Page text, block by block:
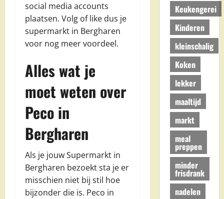
social media accounts
plaatsen. Volg of like dus je
supermarkt in Bergharen
voor nog meer voordeel.
Alles wat je
moet weten over
Peco in
Bergharen
Als je jouw Supermarkt in
Bergharen bezoekt sta je er
misschien niet bij stil hoe
bijzonder die is. Peco in
Keukengerei
Kinderen
kleinschalig
Koken
lekker
maaltijd
markt
meal
preppen
minder
frisdrank
nadelen